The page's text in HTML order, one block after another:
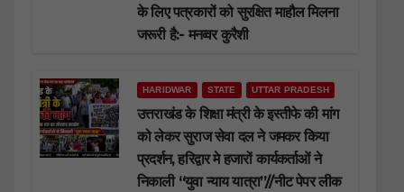
के लिए पत्रकारों को सुरक्षित माहौल मिलना
जरूरी है:- मनव्वर कुरैशी
HARIDWAR STATE UTTAR PRADESH
उत्तराखंड के शिक्षा मंत्री के इस्तीफे की मांग
को लेकर सुराज सेवा दल ने जमकर किया
प्रदर्शन, हरिद्वार मे हजारों कार्यकर्ताओं ने
निकाली “युवा न्याय यात्रा”//नीट पेपर लीक